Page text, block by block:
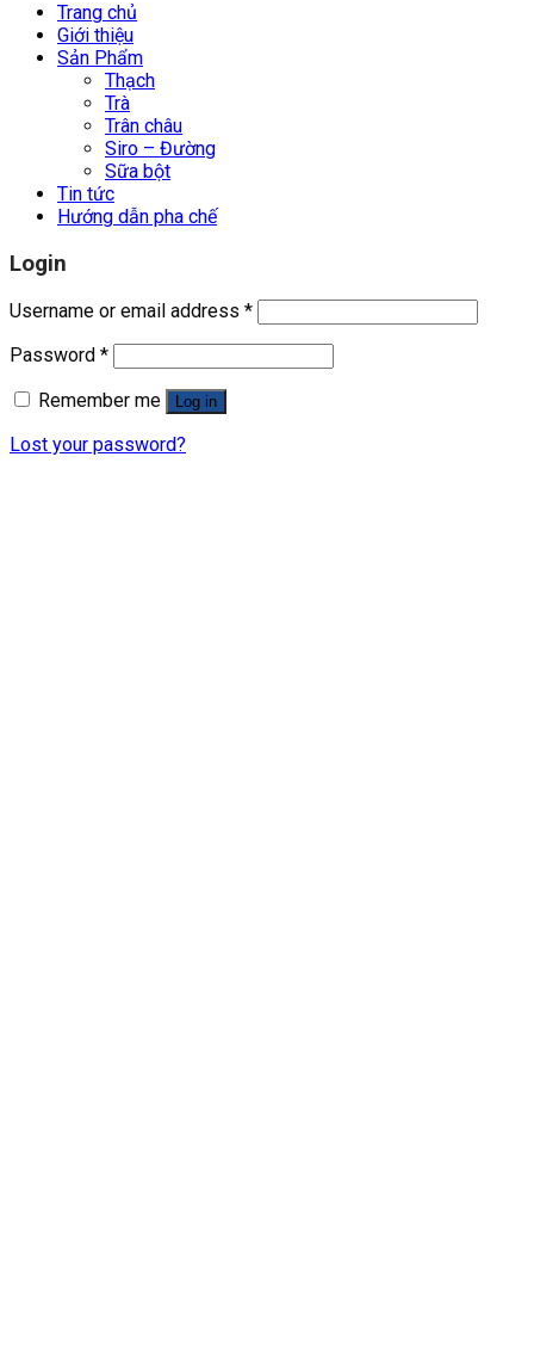
Trang chủ
Giới thiệu
Sản Phẩm
Thạch
Trà
Trân châu
Siro – Đường
Sữa bột
Tin tức
Hướng dẫn pha chế
Login
Username or email address *
Password *
Remember me
Log in
Lost your password?